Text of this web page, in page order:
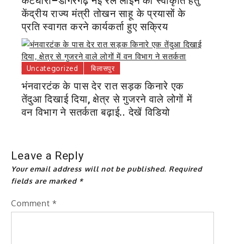
केंद्रीय राज्य मंत्री तोखन साहू के प्रयासों के
प्रति स्वागत करने कार्यकर्ता हुए सक्रिय
Uncategorized बिलासपुर
भंनवारटंक के पास देर रात सड़क किनारे एक
तेंदुआ दिखाई दिया, क्षेत्र से गुजरने वाले लोगों में
वन विभाग ने सतर्कता बढ़ाई.. देखें विडियो
Leave a Reply
Your email address will not be published. Required
fields are marked *
Comment *